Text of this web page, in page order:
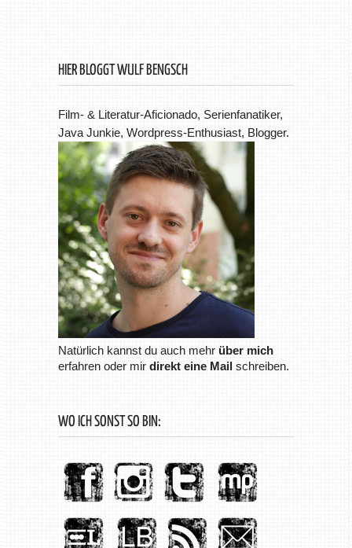
HIER BLOGGT WULF BENGSCH
Film- & Literatur-Aficionado, Serienfanatiker,
Java Junkie, Wordpress-Enthusiast, Blogger.
Natürlich kannst du auch mehr über mich
erfahren oder mir direkt eine Mail schreiben.
WO ICH SONST SO BIN: